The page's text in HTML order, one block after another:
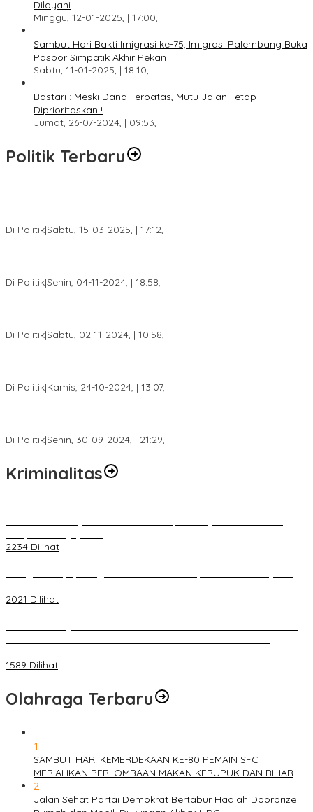
Dilayani
Minggu, 12-01-2025, | 17:00,
Sambut Hari Bakti Imigrasi ke-75, Imigrasi Palembang Buka
Paspor Simpatik Akhir Pekan
Sabtu, 11-01-2025, | 18:10,
Bastari : Meski Dana Terbatas, Mutu Jalan Tetap
Diprioritaskan !
Jumat, 26-07-2024, | 09:53,
Politik Terbaru
Di Politik|Sabtu, 15-03-2025, | 17:12,
Di Politik|Senin, 04-11-2024, | 18:58,
Di Politik|Sabtu, 02-11-2024, | 10:58,
Di Politik|Kamis, 24-10-2024, | 13:07,
Di Politik|Senin, 30-09-2024, | 21:29,
Kriminalitas
2234 Dilihat
2021 Dilihat
1589 Dilihat
Olahraga Terbaru
1
SAMBUT HARI KEMERDEKAAN KE-80 PEMAIN SFC
MERIAHKAN PERLOMBAAN MAKAN KERUPUK DAN BILIAR
2
Jalan Sehat Partai Demokrat Bertabur Hadiah Doorprize